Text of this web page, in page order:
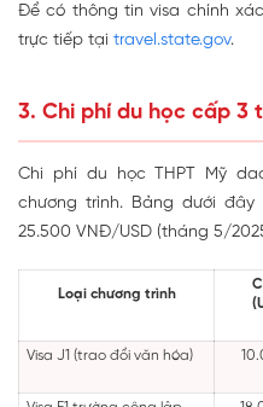
Để có thông tin visa chính
trực tiếp tại travel.state.gov.
3. Chi phí du học cấp 3
Chi phí du học THPT Mỹ
chương trình. Bảng dưới
25.500 VNĐ/USD (tháng 5/
Loại chương trình
Visa J1 (trao đổi văn hóa)